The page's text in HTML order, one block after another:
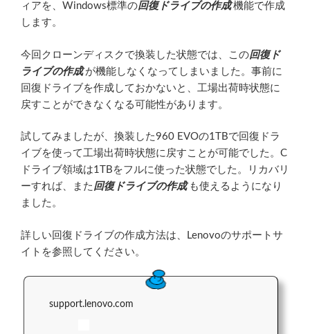
ィアを、Windows標準の回復ドライブの作成機能で作成
します。
今回クローンディスクで換装した状態では、この回復ド
ライブの作成が機能しなくなってしまいました。事前に
回復ドライブを作成しておかないと、工場出荷時状態に
戻すことができなくなる可能性があります。
試してみましたが、換装した960 EVOの1TBで回復ドラ
イブを使って工場出荷時状態に戻すことが可能でした。C
ドライブ領域は1TBをフルに使った状態でした。リカバリ
ーすれば、また 回復ドライブの作成 も使えるようになり
ました。
詳しい回復ドライブの作成方法は、Lenovoのサポートサ
イトを参照してください。
support.lenovo.com